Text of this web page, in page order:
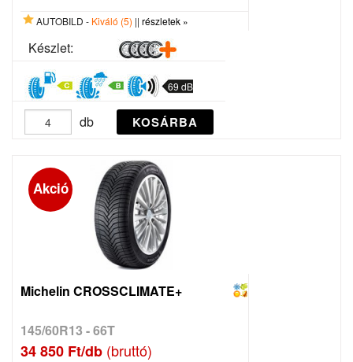
AUTOBILD - Kiváló (5) || részletek »
Készlet:
69 dB
db KOSÁRBA
Akció
Michelin CROSSCLIMATE+
145/60R13 - 66T
34 850 Ft/db (bruttó)